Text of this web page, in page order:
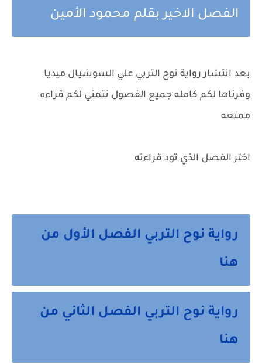
الفصل الاخير بقلم محمود الأمين
بعد انتشار رواية نوح التربي علي السوشيال ميديا
وفرناها لكم كامله جميع الفصول نتمني لكم قراءه
ممتعه
اختر الفصل الذي تود قراءته
رواية نوح التربي الفصل الأول من
هنا
رواية نوح التربي الفصل الثاني من
هنا